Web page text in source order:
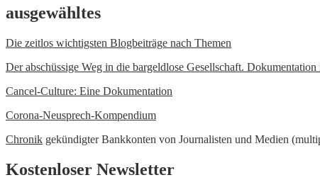
ausgewähltes
Die zeitlos wichtigsten Blogbeiträge nach Themen
Der abschüssige Weg in die bargeldlose Gesellschaft.
Cancel-Culture: Eine Dokumentation
Corona-Neusprech-Kompendium
Chronik gekündigter Bankkonten von Journalisten und Medien
Kostenloser Newsletter